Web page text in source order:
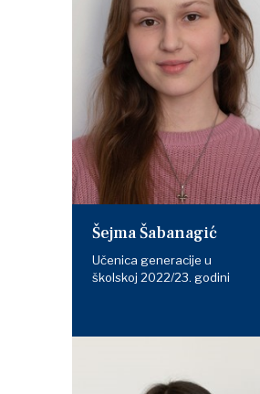
Šejma Šabanagić
Učenica generacije u
školskoj 2022/23. godini